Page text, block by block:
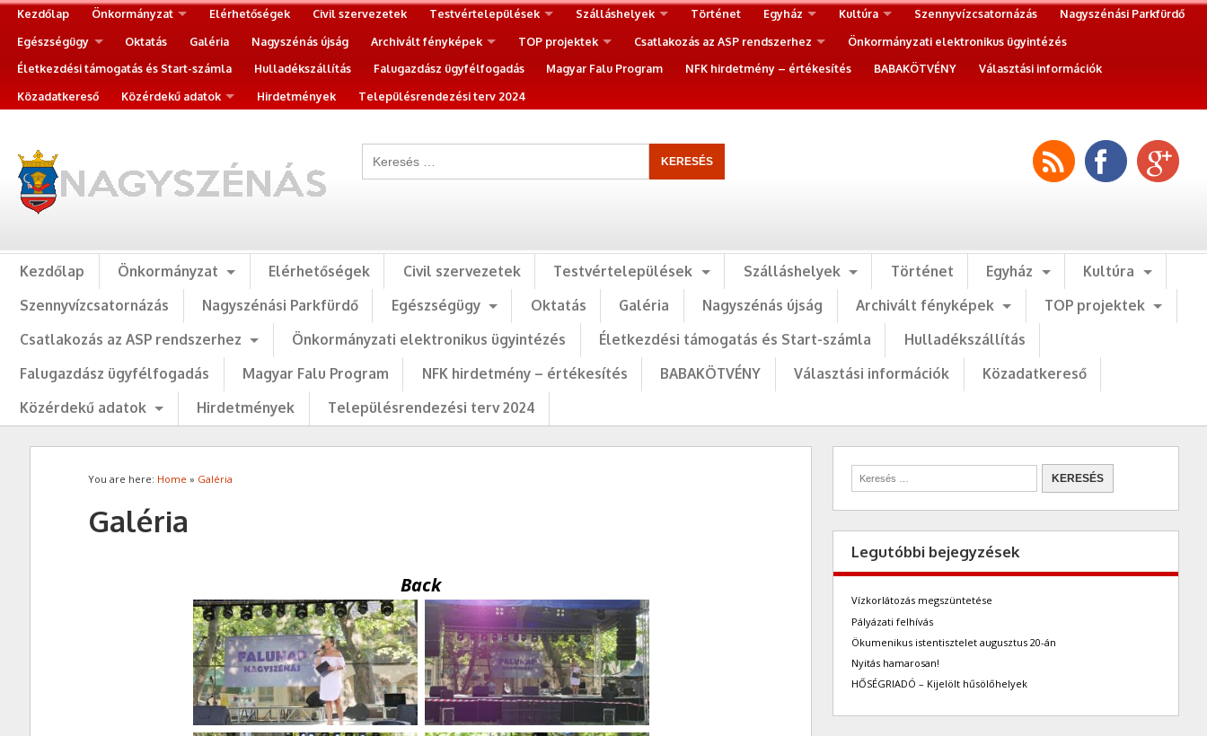
Kezdőlap Önkormányzat Elérhetőségek Civil szervezetek Testvértelepülések Szálláshelyek Történet Egyház Kultúra Szennyvízcsatornázás
Nagyszénási Parkfürdő
Egészségügy
Oktatás Galéria Nagyszénás újság Archivált fényképek TOP projektek Csatlakozás az ASP rendszerhez
Önkormányzati elektronikus ügyintézés
Életkezdési támogatás és Start-számla
Hulladékszállítás Falugazdász ügyfélfogadás Magyar Falu Program NFK hirdetmény – értékesítés BABAKÖTVÉNY
Választási információk
Közadatkereső
Közérdekű adatok Hirdetmények Településrendezési terv 2024
Kezdőlap Önkormányzat Elérhetőségek Civil szervezetek Testvértelepülések Szálláshelyek Történet Egyház
Kultúra
Szennyvízcsatornázás
Nagyszénási Parkfürdő Egészségügy Oktatás Galéria Nagyszénás újság Archivált fényképek
TOP projektek
Csatlakozás az ASP rendszerhez
Önkormányzati elektronikus ügyintézés Életkezdési támogatás és Start-számla
Hulladékszállítás
Falugazdász ügyfélfogadás
Magyar Falu Program NFK hirdetmény – értékesítés BABAKÖTVÉNY Választási információk
Közadatkereső
Közérdekű adatok
Hirdetmények Településrendezési terv 2024
You are here: Home » Galéria
Galéria
Back
Legutóbbi bejegyzések
Vízkorlátozás megszüntetése
Pályázati felhívás
Ökumenikus istentisztelet augusztus 20-án
Nyitás hamarosan!
HŐSÉGRIADÓ – Kijelölt hűsölőhelyek